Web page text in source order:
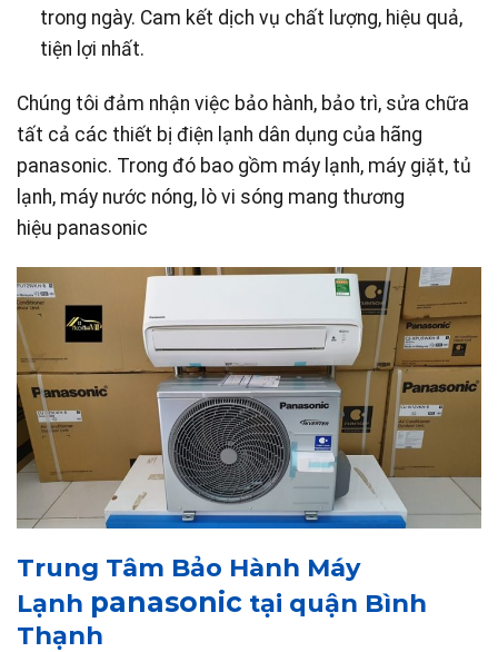
trong ngày. Cam kết dịch vụ chất lượng, hiệu quả,
tiện lợi nhất.
Chúng tôi đảm nhận việc bảo hành, bảo trì, sửa chữa
tất cả các thiết bị điện lạnh dân dụng của hãng
panasonic. Trong đó bao gồm máy lạnh, máy giặt, tủ
lạnh, máy nước nóng, lò vi sóng mang thương
hiệu panasonic
Trung Tâm Bảo Hành Máy
Lạnh panasonic tại quận Bình
Thạnh